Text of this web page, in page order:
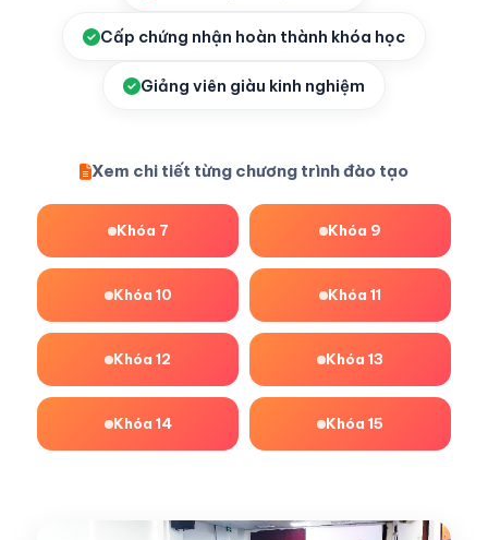
Cấp chứng nhận hoàn thành khóa học
Giảng viên giàu kinh nghiệm
Xem chi tiết từng chương trình đào tạo
Khóa 7 Khóa 9
Khóa 10 Khóa 11
Khóa 12 Khóa 13
Khóa 14 Khóa 15